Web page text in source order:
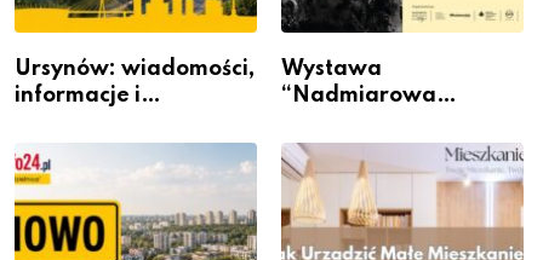
Ursynów: wiadomości,
informacje i
Wystawa
“Nadmiarowa
Galerii XX1